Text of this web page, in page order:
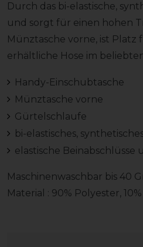
Durch das bi-elastische,
und sorgt für einen hohen
Münztasche vorne, ist Platz
erhältliche Hose im
Handy-Einschubtasche
Münztasche vorne
Gürtelschlaufe
bi-elastisches,
elastische Beinabschlüsse
Maschinenwaschbar bis 40
Material : 90% Polyester,